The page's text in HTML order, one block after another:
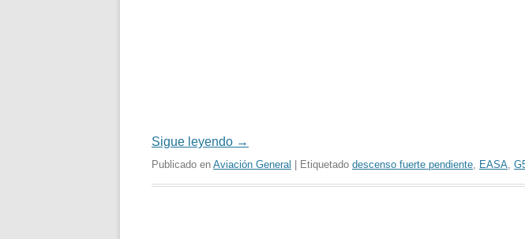
Sigue leyendo →
Publicado en Aviación General | Etiquetado descenso fuerte pendiente EASA